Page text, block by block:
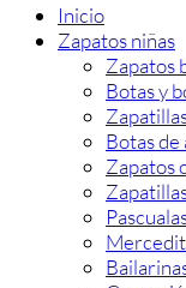
Inicio
Zapatos niñas
Zapatos
Botas y
Botas de
Zapatos